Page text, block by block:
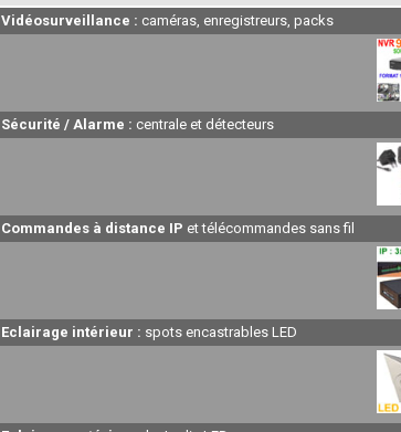
Vidéosurveillance : caméras, enregistreurs, packs
Sécurité / Alarme : centrale et détecteurs
Commandes à distance IP et télécommandes sans fil
Eclairage intérieur : spots encastrables LED